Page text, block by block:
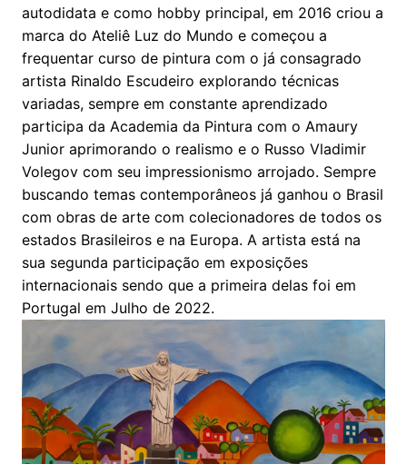
autodidata e como hobby principal, em 2016 criou a
marca do Ateliê Luz do Mundo e começou a
frequentar curso de pintura com o já consagrado
artista Rinaldo Escudeiro explorando técnicas
variadas, sempre em constante aprendizado
participa da Academia da Pintura com o Amaury
Junior aprimorando o realismo e o Russo Vladimir
Volegov com seu impressionismo arrojado. Sempre
buscando temas contemporâneos já ganhou o Brasil
com obras de arte com colecionadores de todos os
estados Brasileiros e na Europa. A artista está na
sua segunda participação em exposições
internacionais sendo que a primeira delas foi em
Portugal em Julho de 2022.